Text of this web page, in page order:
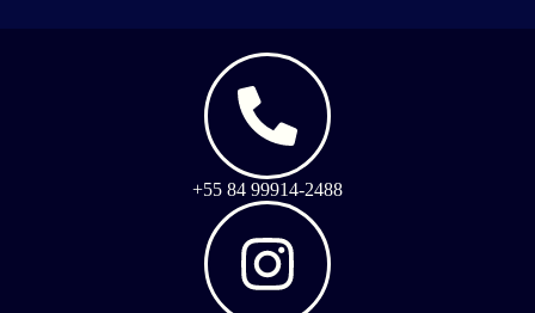
+55 84 99914-2488